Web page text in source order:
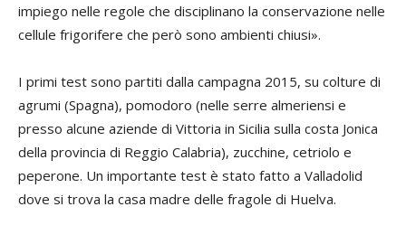
impiego nelle regole che disciplinano la conservazione nelle
cellule frigorifere che però sono ambienti chiusi».
I primi test sono partiti dalla campagna 2015, su colture di
agrumi (Spagna), pomodoro (nelle serre almeriensi e
presso alcune aziende di Vittoria in Sicilia sulla costa Jonica
della provincia di Reggio Calabria), zucchine, cetriolo e
peperone. Un importante test è stato fatto a Valladolid
dove si trova la casa madre delle fragole di Huelva.